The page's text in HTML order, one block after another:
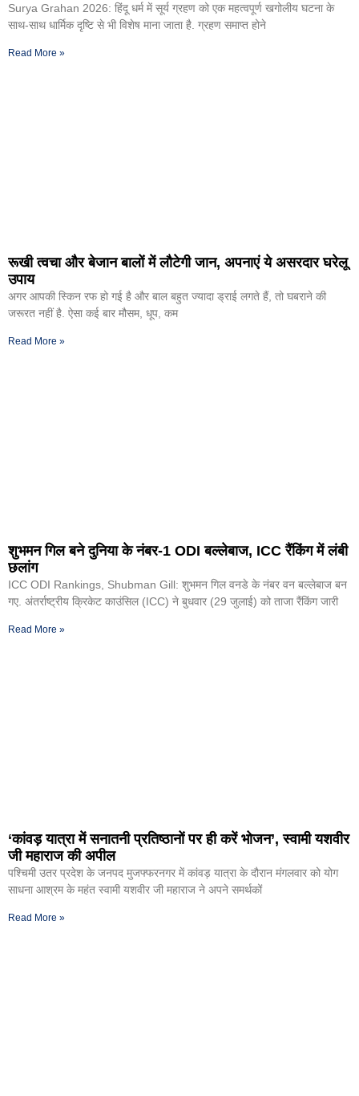
Surya Grahan 2026: हिंदू धर्म में सूर्य ग्रहण को एक महत्वपूर्ण खगोलीय घटना के
साथ-साथ धार्मिक दृष्टि से भी विशेष माना जाता है. ग्रहण समाप्त होने
Read More »
रूखी त्वचा और बेजान बालों में लौटेगी जान, अपनाएं ये असरदार घरेलू
उपाय
अगर आपकी स्किन रफ हो गई है और बाल बहुत ज्यादा ड्राई लगते हैं, तो घबराने की
जरूरत नहीं है. ऐसा कई बार मौसम, धूप, कम
Read More »
शुभमन गिल बने दुनिया के नंबर-1 ODI बल्लेबाज, ICC रैंकिंग में लंबी
छलांग
ICC ODI Rankings, Shubman Gill: शुभमन गिल वनडे के नंबर वन बल्लेबाज बन
गए. अंतर्राष्ट्रीय क्रिकेट काउंसिल (ICC) ने बुधवार (29 जुलाई) को ताजा रैंकिंग जारी
Read More »
‘कांवड़ यात्रा में सनातनी प्रतिष्ठानों पर ही करें भोजन’, स्वामी यशवीर
जी महाराज की अपील
पश्चिमी उतर प्रदेश के जनपद मुजफ्फरनगर में कांवड़ यात्रा के दौरान मंगलवार को योग
साधना आश्रम के महंत स्वामी यशवीर जी महाराज ने अपने समर्थकों
Read More »